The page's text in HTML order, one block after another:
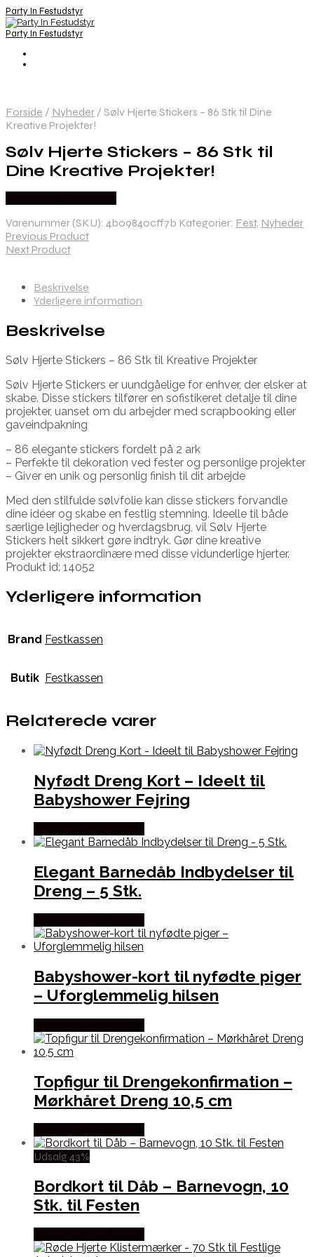
Party In Festudstyr
Party In Festudstyr
Forside / Nyheder / Sølv Hjerte Stickers – 86 Stk til Dine
Kreative Projekter!
Sølv Hjerte Stickers – 86 Stk til
Dine Kreative Projekter!
Varenummer (SKU): 4b09840cff7b Kategorier: Fest, Nyheder
Previous Product
Next Product
Beskrivelse
Yderligere information
Beskrivelse
Sølv Hjerte Stickers – 86 Stk til Kreative Projekter
Sølv Hjerte Stickers er uundgåelige for enhver, der elsker at
skabe. Disse stickers tilfører en sofistikeret detalje til dine
projekter, uanset om du arbejder med scrapbooking eller
gaveindpakning
– 86 elegante stickers fordelt på 2 ark
– Perfekte til dekoration ved fester og personlige projekter
– Giver en unik og personlig finish til dit arbejde
Med den stilfulde sølvfolie kan disse stickers forvandle
dine idéer og skabe en festlig stemning. Ideelle til både
særlige lejligheder og hverdagsbrug, vil Sølv Hjerte
Stickers helt sikkert gøre indtryk. Gør dine kreative
projekter ekstraordinære med disse vidunderlige hjerter.
Produkt id: 14052
Yderligere information
Brand Festkassen
Butik Festkassen
Relaterede varer
Nyfødt Dreng Kort – Ideelt til
Babyshower Fejring
Elegant Barnedåb Indbydelser til
Dreng – 5 Stk.
Babyshower-kort til nyfødte piger
– Uforglemmelig hilsen
Topfigur til Drengekonfirmation –
Mørkhåret Dreng 10,5 cm
Udsalg 43%
Bordkort til Dåb – Barnevogn, 10
Stk. til Festen